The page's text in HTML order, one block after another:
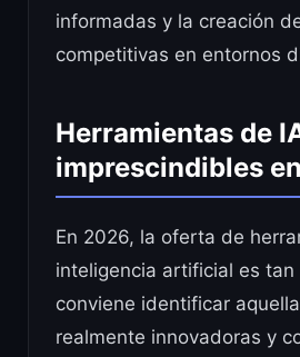
informadas y la creación
competitivas en entornos
Herramientas de
imprescindibles
En 2026, la oferta de
inteligencia artificial es tan
conviene identificar
realmente innovadoras y